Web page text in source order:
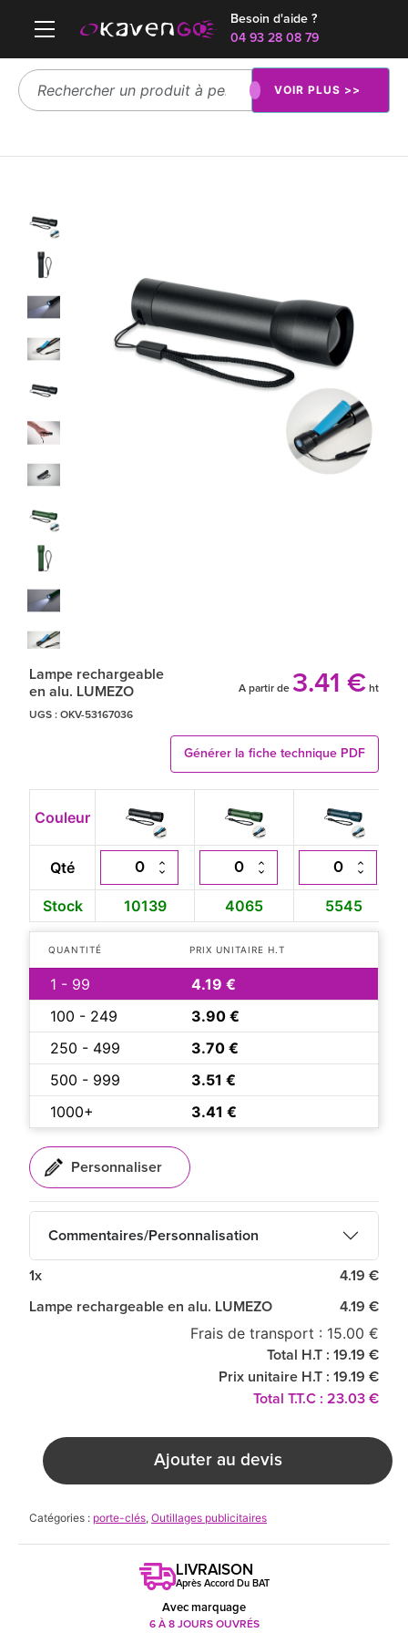
Besoin d'aide ?
04 93 28 08 79
VOIR PLUS >>
Lampe rechargeable
en alu. LUMEZO
A partir de 3.41 € ht
UGS : OKV-53167036
Générer la fiche technique PDF
Couleur
Qté
Stock 10139 4065 5545
QUANTITÉ PRIX UNITAIRE H.T
1 - 99
4.19 €
100 - 249
3.90 €
250 - 499
3.70 €
500 - 999
3.51 €
1000+
3.41 €
Commentaires/Personnalisation
1x 4.19 €
Lampe rechargeable en alu. LUMEZO 4.19 €
Frais de transport : 15.00 €
Total H.T : 19.19 €
Prix unitaire H.T : 19.19 €
Total T.T.C : 23.03 €
Ajouter au devis
Catégories : porte-clés, Outillages publicitaires
LIVRAISON
Après Accord Du BAT
Avec marquage
6 À 8 JOURS OUVRÉS